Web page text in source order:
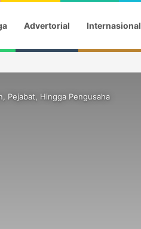
Advertorial Internasional
Pejabat, Hingga Pengusaha